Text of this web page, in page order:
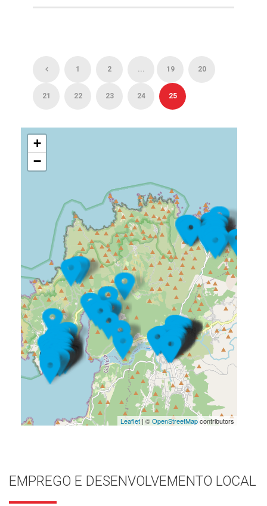
1 2 ... 19 20
21 22 23 24 25
+
−
Leaflet| ©OpenStreetMapcontributors
EMPREGO E DESENVOLVEMENTO LOCAL